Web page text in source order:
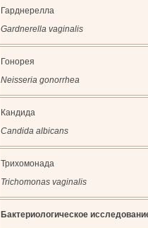
Гарднерелла
Gardnerella vaginalis
Гонорея
Neisseria gonorrhea
Кандида
Candida albicans
Трихомонада
Trichomonas vaginalis
Бактериологическое